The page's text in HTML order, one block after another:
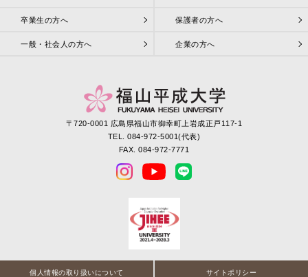
卒業生の方へ 保護者の方へ
一般・社会人の方へ 企業の方へ
〒720-0001 広島県福山市御幸町上岩成正戸117-1
TEL. 084-972-5001(代表)
FAX. 084-972-7771
個人情報の取り扱いについて サイトポリシー